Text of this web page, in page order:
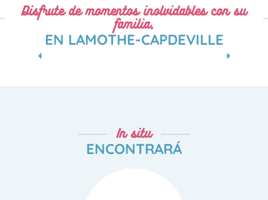
Disfrute de momentos inolvidables con su
familia,
EN LAMOTHE-CAPDEVILLE
RESTAURANTE LA PLAGE D'ARDUS (AL
In situ
ENCONTRARÁ